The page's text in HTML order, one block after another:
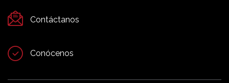
Contáctanos
Conócenos